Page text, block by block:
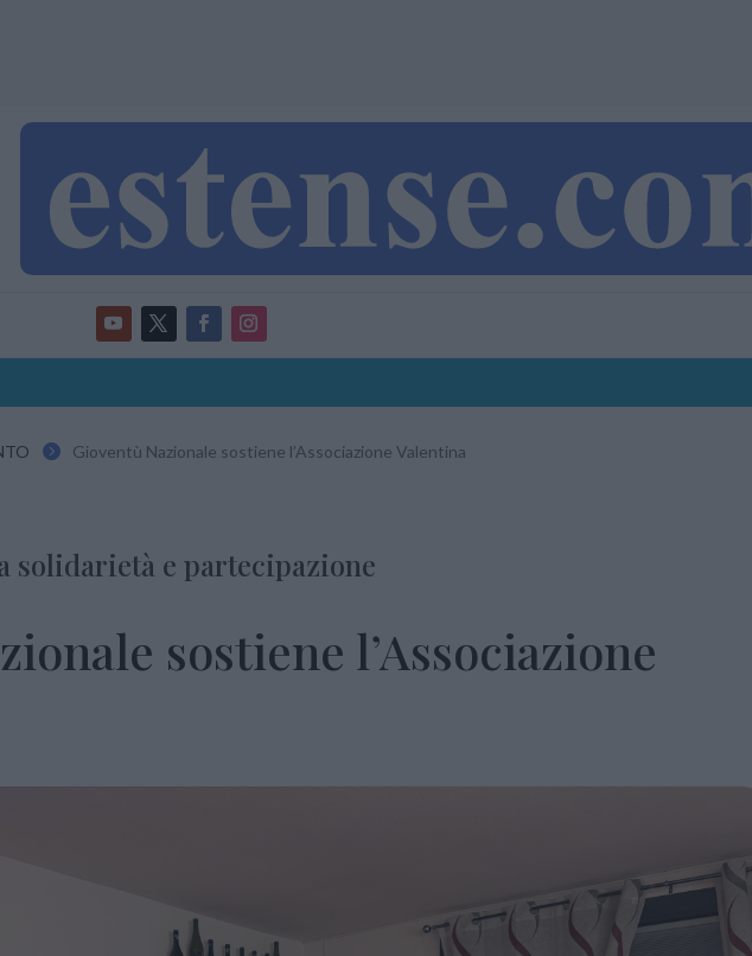
 Gioventù Nazionale sostiene l’Associazione Valentina
solidarietà e partecipazione
sostiene l’Associazione